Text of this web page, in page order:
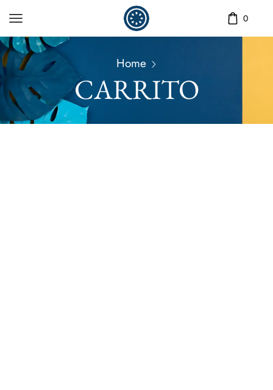
0
Home
CARRITO